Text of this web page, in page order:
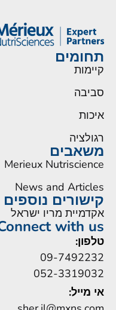
תחומים
קיימות
סביבה
איכות
רגולציה
משאבים
Merieux Nutriscience
News and Articles
קישורים נוספים
אקדמיית מריו ישראל
with us
טלפון:
09-7492232
052-3319032
אי מייל: